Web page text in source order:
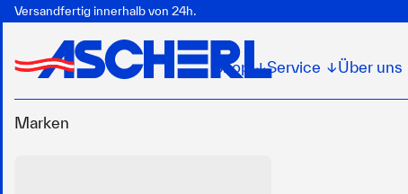
Versandfertig innerhalb von 24h.
Shop ↓Service ↓Über uns
Marken